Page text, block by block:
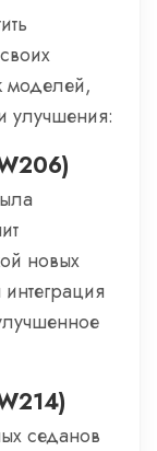
моделей,
улучшения:
новых
седанов